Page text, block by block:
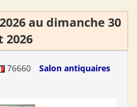
au dimanche 30
2026
76660
Salon antiquaires